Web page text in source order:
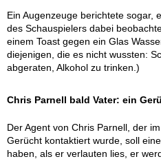
Ein Augenzeuge berichtete sogar,
des Schauspielers dabei
einem Toast gegen ein Glas
diejenigen, die es nicht wussten:
abgeraten, Alkohol zu trinken.)
Chris Parnell bald Vater: ein
Der Agent von Chris Parnell, der
Gerücht kontaktiert wurde, soll
haben, als er verlauten lies, er